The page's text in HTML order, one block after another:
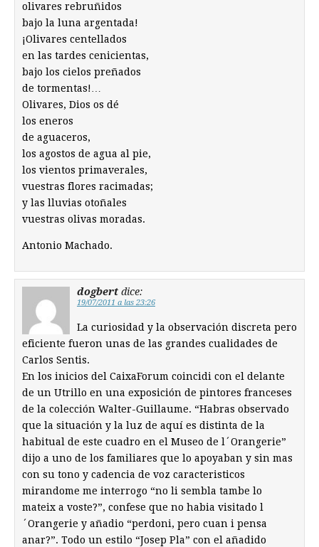
olivares rebruñidos
bajo la luna argentada!
¡Olivares centellados
en las tardes cenicientas,
bajo los cielos preñados
de tormentas!…
Olivares, Dios os dé
los eneros
de aguaceros,
los agostos de agua al pie,
los vientos primaverales,
vuestras flores racimadas;
y las lluvias otoñales
vuestras olivas moradas.
Antonio Machado.
dogbert dice:
19/07/2011 a las 23:26
La curiosidad y la observación discreta pero
eficiente fueron unas de las grandes cualidades de
Carlos Sentis.
En los inicios del CaixaForum coincidi con el delante
de un Utrillo en una exposición de pintores franceses
de la colección Walter-Guillaume. “Habras observado
que la situación y la luz de aquí es distinta de la
habitual de este cuadro en el Museo de l´Orangerie”
dijo a uno de los familiares que lo apoyaban y sin mas
con su tono y cadencia de voz caracteristicos
mirandome me interrogo “no li sembla tambe lo
mateix a voste?”, confese que no habia visitado l
´Orangerie y añadio “perdoni, pero cuan i pensa
anar?”. Todo un estilo “Josep Pla” con el añadido